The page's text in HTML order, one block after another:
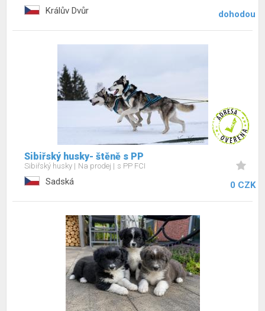
Králův Dvůr dohodou
Sibiřský husky- štěně s PP
Sibiřský husky Na prodej s PP FCI
Sadská 0 CZK